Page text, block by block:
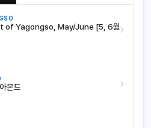
of Yagongso, May/June [5, 6월›
몬드 ›